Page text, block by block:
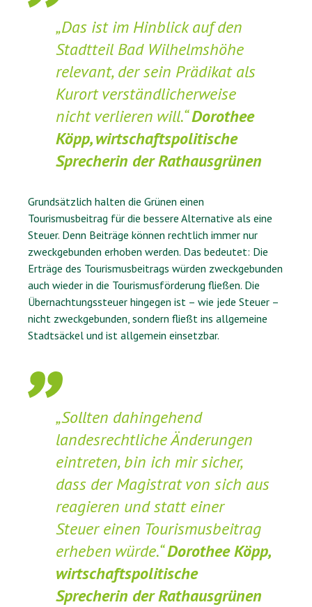
„Das ist im Hinblick auf den
Stadtteil Bad Wilhelmshöhe
relevant, der sein Prädikat als
Kurort verständlicherweise
nicht verlieren will.“Dorothee
Köpp, wirtschaftspolitische
Sprecherin der Rathausgrünen
Grundsätzlich halten die Grünen einen
Tourismusbeitrag für die bessere Alternative als eine
Steuer. Denn Beiträge können rechtlich immer nur
zweckgebunden erhoben werden. Das bedeutet: Die
Erträge des Tourismusbeitrags würden zweckgebunden
auch wieder in die Tourismusförderung fließen. Die
Übernachtungssteuer hingegen ist – wie jede Steuer –
nicht zweckgebunden, sondern fließt ins allgemeine
Stadtsäckel und ist allgemein einsetzbar.
„Sollten dahingehend
landesrechtliche Änderungen
eintreten, bin ich mir sicher,
dass der Magistrat von sich aus
reagieren und statt einer
Steuer einen Tourismusbeitrag
erheben würde.“Dorothee Köpp,
wirtschaftspolitische
Sprecherin der Rathausgrünen